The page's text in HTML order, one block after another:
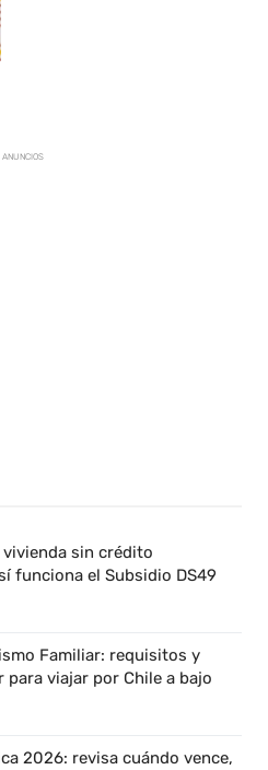
ANUNCIOS
sin crédito
funciona el Subsidio DS49
Familiar: requisitos y
viajar por Chile a bajo
2026: revisa cuándo vence,